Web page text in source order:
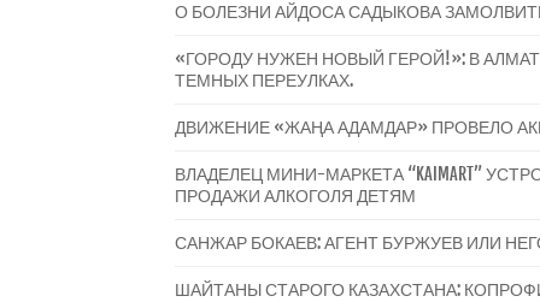
О БОЛЕЗНИ АЙДОСА САДЫКОВА
«ГОРОДУ НУЖЕН НОВЫЙ ГЕРОЙ!»: В
ТЕМНЫХ ПЕРЕУЛКАХ.
ДВИЖЕНИЕ «ЖАҢА АДАМДАР» ПРОВЕЛО
ВЛАДЕЛЕЦ МИНИ-МАРКЕТА “KAIMART”
ПРОДАЖИ АЛКОГОЛЯ ДЕТЯМ
САНЖАР БОКАЕВ: АГЕНТ БУРЖУЕВ ИЛИ
ШАЙТАНЫ СТАРОГО КАЗАХСТАНА: